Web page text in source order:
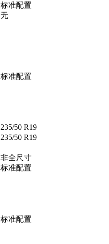
标准配置
无
标准配置
235/50 R19
235/50 R19
非全尺寸
标准配置
标准配置